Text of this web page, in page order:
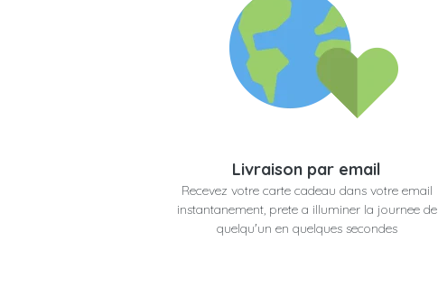
Livraison par email
Recevez votre carte cadeau dans votre email
instantanement, prete a illuminer la journee de
quelqu'un en quelques secondes